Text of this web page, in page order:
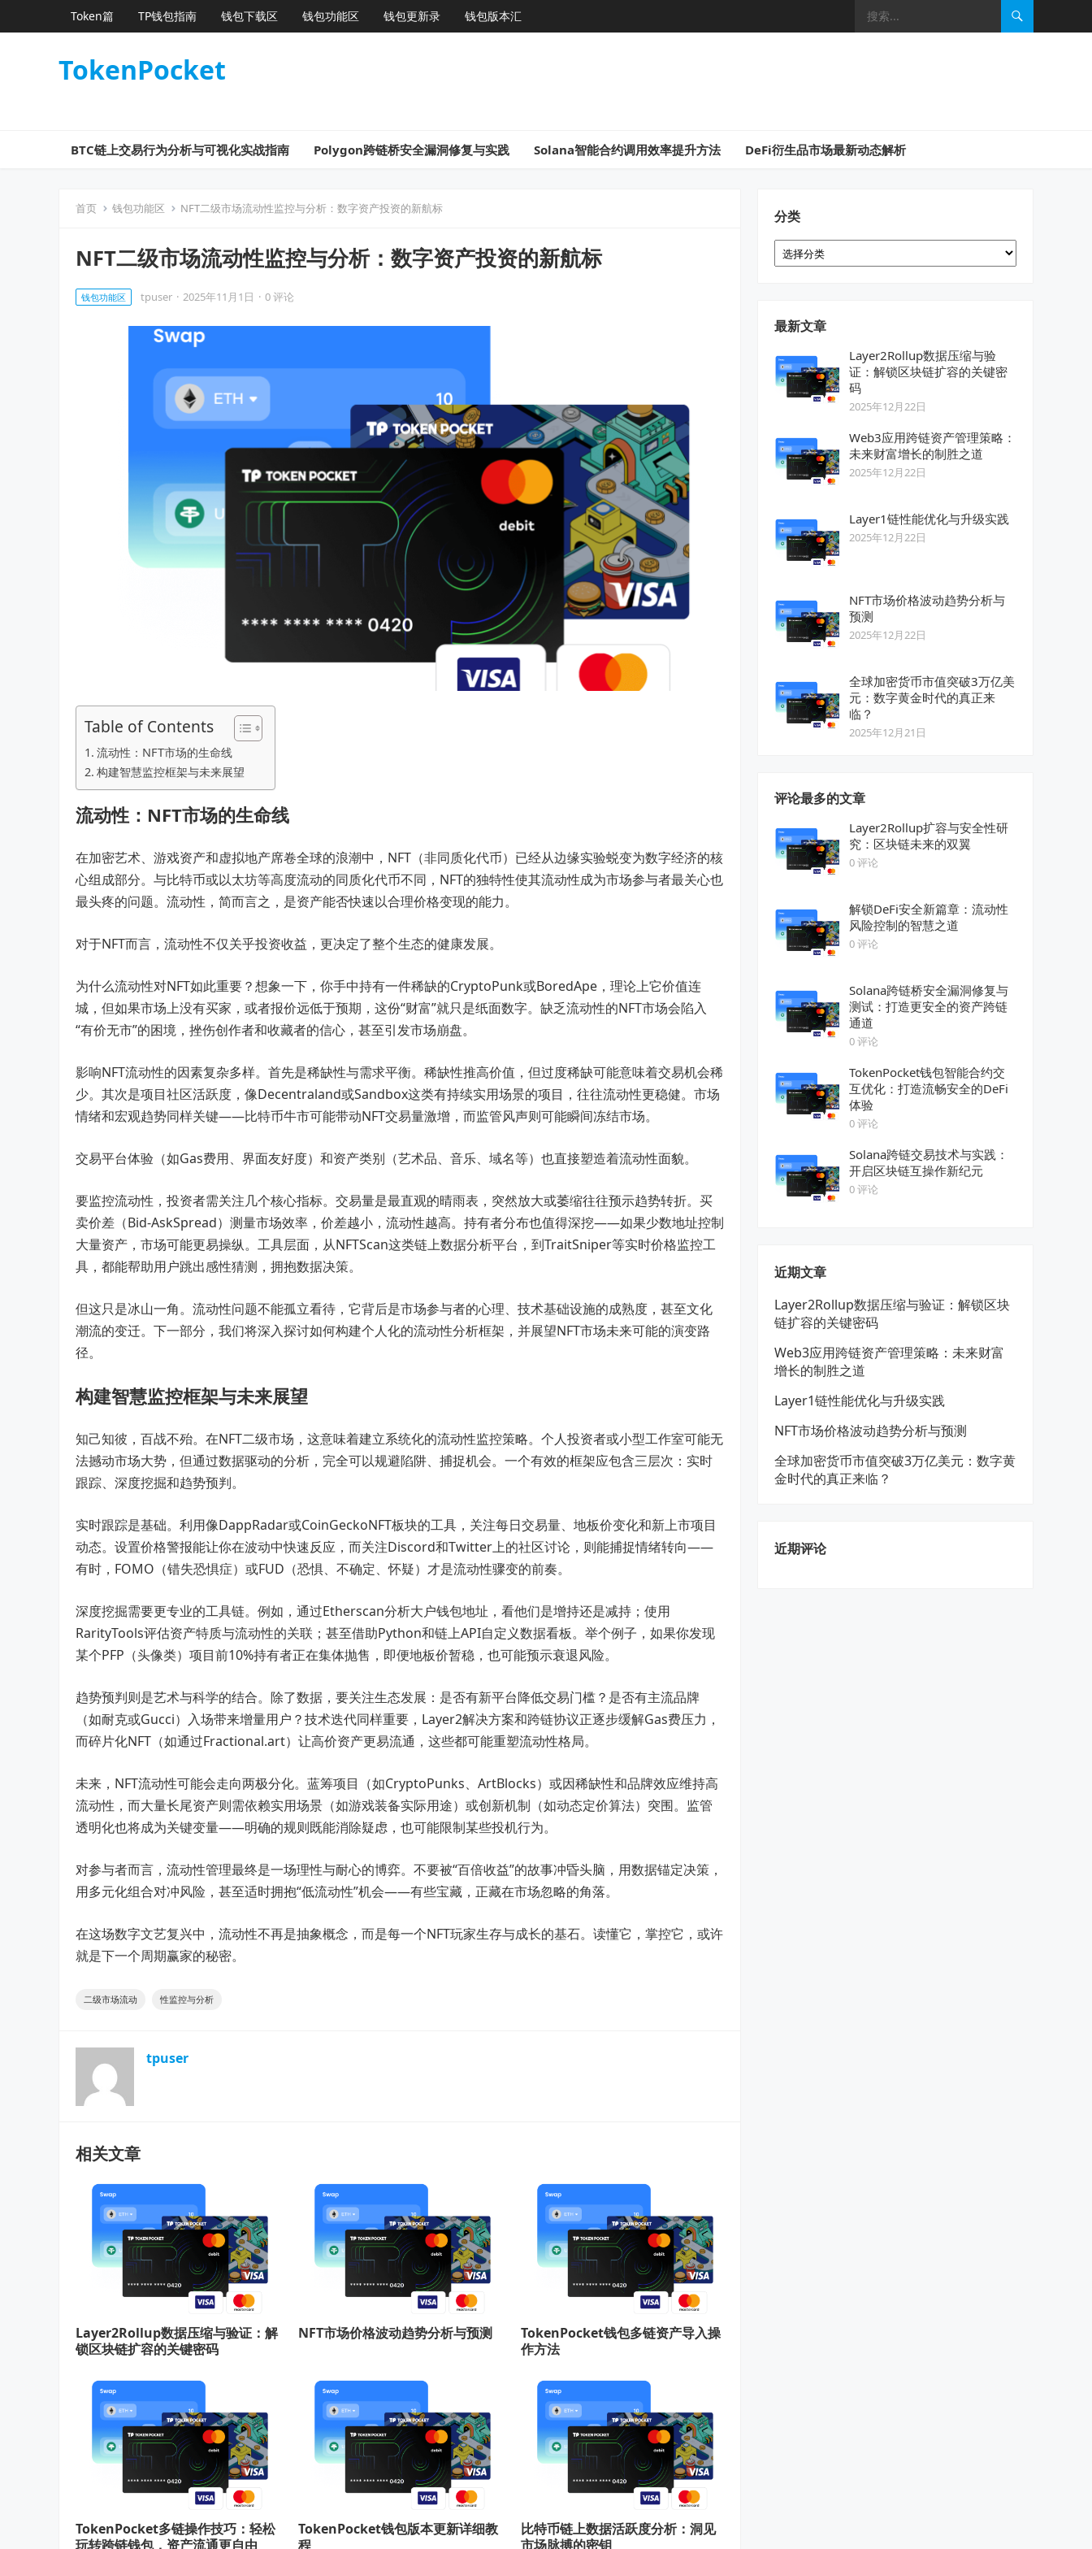
Token篇 TP钱包指南 钱包下载区 钱包功能区 钱包更新录 钱包版本汇
TokenPocket
BTC链上交易行为分析与可视化实战指南 Polygon跨链桥安全漏洞修复与实践 Solana智能合约调用效率提升方法 DeFi衍生品市场最新动态解析
首页 钱包功能区 NFT二级市场流动性监控与分析：数字资产投资的新航标
NFT二级市场流动性监控与分析：数字资产投资的新航标
钱包功能区 tpuser · 2025年11月1日 · 0 评论
Table of Contents
流动性：NFT市场的生命线
构建智慧监控框架与未来展望
流动性：NFT市场的生命线
在加密艺术、游戏资产和虚拟地产席卷全球的浪潮中，NFT（非同质化代币）已经从边缘实验蜕变为数字经济的核
心组成部分。与比特币或以太坊等高度流动的同质化代币不同，NFT的独特性使其流动性成为市场参与者最关心也
最头疼的问题。流动性，简而言之，是资产能否快速以合理价格变现的能力。
对于NFT而言，流动性不仅关乎投资收益，更决定了整个生态的健康发展。
为什么流动性对NFT如此重要？想象一下，你手中持有一件稀缺的CryptoPunk或BoredApe，理论上它价值连
城，但如果市场上没有买家，或者报价远低于预期，这份“财富”就只是纸面数字。缺乏流动性的NFT市场会陷入
“有价无市”的困境，挫伤创作者和收藏者的信心，甚至引发市场崩盘。
影响NFT流动性的因素复杂多样。首先是稀缺性与需求平衡。稀缺性推高价值，但过度稀缺可能意味着交易机会稀
少。其次是项目社区活跃度，像Decentraland或Sandbox这类有持续实用场景的项目，往往流动性更稳健。市场
情绪和宏观趋势同样关键——比特币牛市可能带动NFT交易量激增，而监管风声则可能瞬间冻结市场。
交易平台体验（如Gas费用、界面友好度）和资产类别（艺术品、音乐、域名等）也直接塑造着流动性面貌。
要监控流动性，投资者需关注几个核心指标。交易量是最直观的晴雨表，突然放大或萎缩往往预示趋势转折。买
卖价差（Bid-AskSpread）测量市场效率，价差越小，流动性越高。持有者分布也值得深挖——如果少数地址控制
大量资产，市场可能更易操纵。工具层面，从NFTScan这类链上数据分析平台，到TraitSniper等实时价格监控工
具，都能帮助用户跳出感性猜测，拥抱数据决策。
但这只是冰山一角。流动性问题不能孤立看待，它背后是市场参与者的心理、技术基础设施的成熟度，甚至文化
潮流的变迁。下一部分，我们将深入探讨如何构建个人化的流动性分析框架，并展望NFT市场未来可能的演变路
径。
构建智慧监控框架与未来展望
知己知彼，百战不殆。在NFT二级市场，这意味着建立系统化的流动性监控策略。个人投资者或小型工作室可能无
法撼动市场大势，但通过数据驱动的分析，完全可以规避陷阱、捕捉机会。一个有效的框架应包含三层次：实时
跟踪、深度挖掘和趋势预判。
实时跟踪是基础。利用像DappRadar或CoinGeckoNFT板块的工具，关注每日交易量、地板价变化和新上市项目
动态。设置价格警报能让你在波动中快速反应，而关注Discord和Twitter上的社区讨论，则能捕捉情绪转向——
有时，FOMO（错失恐惧症）或FUD（恐惧、不确定、怀疑）才是流动性骤变的前奏。
深度挖掘需要更专业的工具链。例如，通过Etherscan分析大户钱包地址，看他们是增持还是减持；使用
RarityTools评估资产特质与流动性的关联；甚至借助Python和链上API自定义数据看板。举个例子，如果你发现
某个PFP（头像类）项目前10%持有者正在集体抛售，即便地板价暂稳，也可能预示衰退风险。
趋势预判则是艺术与科学的结合。除了数据，要关注生态发展：是否有新平台降低交易门槛？是否有主流品牌
（如耐克或Gucci）入场带来增量用户？技术迭代同样重要，Layer2解决方案和跨链协议正逐步缓解Gas费压力，
而碎片化NFT（如通过Fractional.art）让高价资产更易流通，这些都可能重塑流动性格局。
未来，NFT流动性可能会走向两极分化。蓝筹项目（如CryptoPunks、ArtBlocks）或因稀缺性和品牌效应维持高
流动性，而大量长尾资产则需依赖实用场景（如游戏装备实际用途）或创新机制（如动态定价算法）突围。监管
透明化也将成为关键变量——明确的规则既能消除疑虑，也可能限制某些投机行为。
对参与者而言，流动性管理最终是一场理性与耐心的博弈。不要被“百倍收益”的故事冲昏头脑，用数据锚定决策，
用多元化组合对冲风险，甚至适时拥抱“低流动性”机会——有些宝藏，正藏在市场忽略的角落。
在这场数字文艺复兴中，流动性不再是抽象概念，而是每一个NFT玩家生存与成长的基石。读懂它，掌控它，或许
就是下一个周期赢家的秘密。
二级市场流动 性监控与分析
tpuser
相关文章
Layer2Rollup数据压缩与验证：解
锁区块链扩容的关键密码
NFT市场价格波动趋势分析与预测
TokenPocket钱包多链资产导入操
作方法
TokenPocket多链操作技巧：轻松
玩转跨链钱包，资产流通更自由
TokenPocket钱包版本更新详细教
程
比特币链上数据活跃度分析：洞见
市场脉搏的密钥
分类
分
类
最新文章
Layer2Rollup数据压缩与验
证：解锁区块链扩容的关键密
码
2025年12月22日
Web3应用跨链资产管理策略：
未来财富增长的制胜之道
2025年12月22日
Layer1链性能优化与升级实践
2025年12月22日
NFT市场价格波动趋势分析与
预测
2025年12月22日
全球加密货币市值突破3万亿美
元：数字黄金时代的真正来
临？
2025年12月21日
评论最多的文章
Layer2Rollup扩容与安全性研
究：区块链未来的双翼
0 评论
解锁DeFi安全新篇章：流动性
风险控制的智慧之道
0 评论
Solana跨链桥安全漏洞修复与
测试：打造更安全的资产跨链
通道
0 评论
TokenPocket钱包智能合约交
互优化：打造流畅安全的DeFi
体验
0 评论
Solana跨链交易技术与实践：
开启区块链互操作新纪元
0 评论
近期文章
Layer2Rollup数据压缩与验证：解锁区块
链扩容的关键密码
Web3应用跨链资产管理策略：未来财富
增长的制胜之道
Layer1链性能优化与升级实践
NFT市场价格波动趋势分析与预测
全球加密货币市值突破3万亿美元：数字黄
金时代的真正来临？
近期评论